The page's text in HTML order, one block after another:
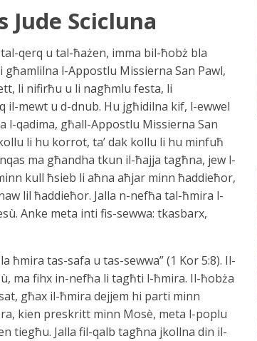
Scicluna
qerq u tal-ħażen, imma bil-ħobż bla
għamlilna l-Appostlu Missierna San Pawl,
li nifirħu u li nagħmlu festa, li
mewt u d-dnub. Hu jgħidilna kif, l-ewwel
l-qadima, għall-Appostlu Missierna San
li hu korrot, ta’ dak kollu li hu minfuħ
ma għandha tkun il-ħajja tagħna, jew l-
kull ħsieb li aħna aħjar minn ħaddieħor,
lil ħaddieħor. Jalla n-nefħa tal-ħmira l-
Anke meta inti fis-sewwa: tkasbarx,
ħmira tas-safa u tas-sewwa” (1 Kor 5:8). Il-
ma fihx in-nefħa li tagħti l-ħmira. Il-ħobża
għax il-ħmira dejjem hi parti minn
kien preskritt minn Mosè, meta l-poplu
tiegħu. Jalla fil-qalb tagħna jkollna din il-